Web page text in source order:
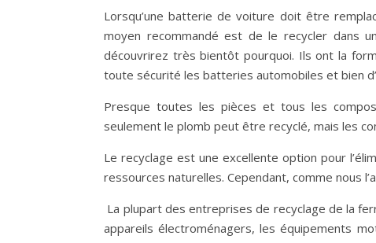
Lorsqu’une batterie de voiture doit être
moyen recommandé est de le recycler dans
découvrirez très bientôt pourquoi. Ils ont la
toute sécurité les batteries automobiles et bien
Presque toutes les pièces et tous les
seulement le plomb peut être recyclé, mais les
Le recyclage est une excellente option pour
ressources naturelles. Cependant, comme nous
La plupart des entreprises de recyclage de la
appareils électroménagers, les équipements